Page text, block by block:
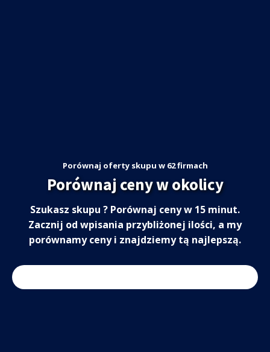
Porównaj oferty skupu w 62 firmach
Porównaj ceny w okolicy
Szukasz skupu ? Porównaj ceny w 15 minut.
Zacznij od wpisania przybliżonej ilości, a my
porównamy ceny i znajdziemy tą najlepszą.